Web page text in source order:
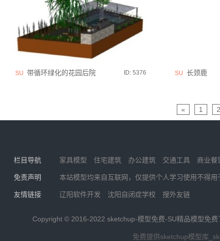
SU 带循环绿化的花园后院 ID: 5376 SU 长颈鹿
« 1 2
栏目导航 家具模型 住宅建筑 办公建筑 交通工具 商业餐
免责声明 本站模型均来自互联网，仅提供个人学习使用不得
友情链接 辽阳软件开发 沈阳自闭症学校 搜外友链
Copyright © 2016-2022 sketchup-模型免费-SU精品模型免
免费提供sketchup模型库